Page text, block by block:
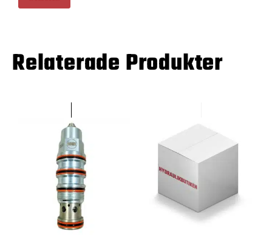
Relaterade Produkter